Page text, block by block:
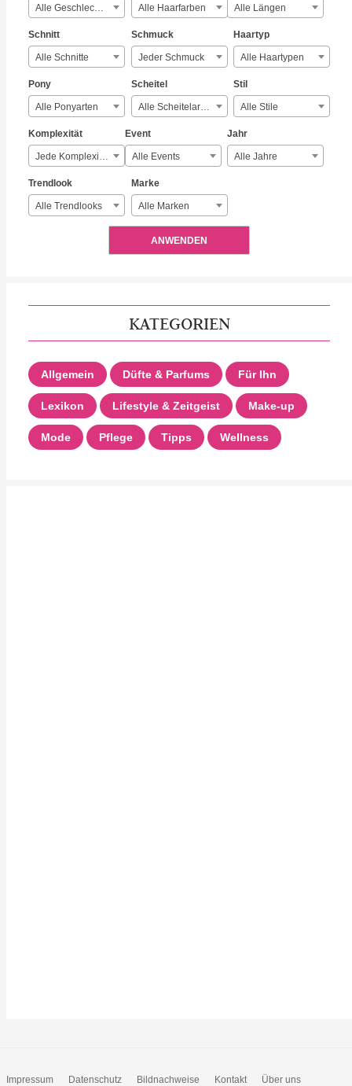
Alle Geschlechter Alle Haarfarben Alle Längen
Schnitt
Alle Schnitte
Schmuck
Jeder Schmuck
Haartyp
Alle Haartypen
Pony
Alle Ponyarten
Scheitel
Alle Scheitelarten
Stil
Alle Stile
Komplexität
Jede Komplexität
Event
Alle Events
Jahr
Alle Jahre
Trendlook
Alle Trendlooks
Marke
Alle Marken
ANWENDEN
KATEGORIEN
Allgemein Düfte & Parfums Für Ihn
Lexikon Lifestyle & Zeitgeist Make-up
Mode Pflege Tipps Wellness
Impressum Datenschutz Bildnachweise Kontakt Über uns